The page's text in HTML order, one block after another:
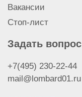
Сдать дрель
Вакансии
Стоп-лист
Задать вопрос
+7(495) 230-22-44
mail@lombard01.ru